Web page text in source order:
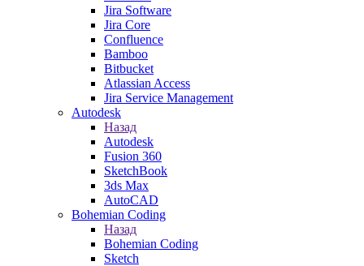
Jira Software
Jira Core
Confluence
Bamboo
Bitbucket
Atlassian Access
Jira Service Management
Autodesk
Назад
Autodesk
Fusion 360
SketchBook
3ds Max
AutoCAD
Bohemian Coding
Назад
Bohemian Coding
Sketch